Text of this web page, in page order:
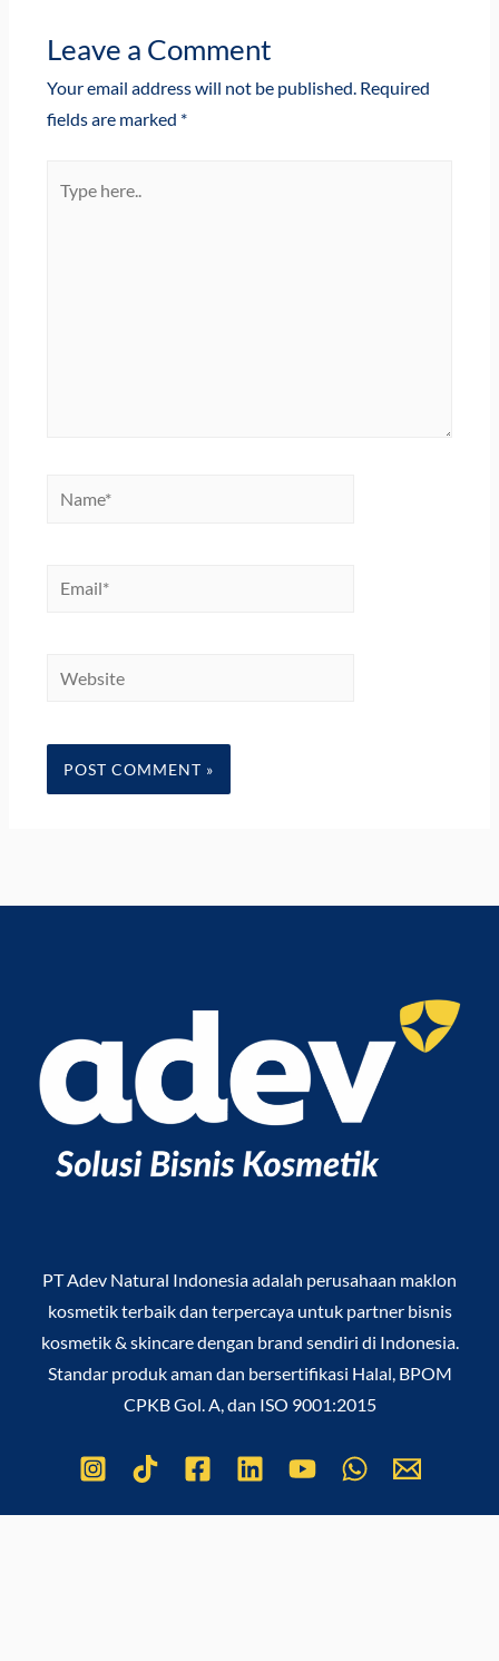
Leave a Comment
Your email address will not be published. Required
fields are marked *
here..
Name*
Email*
Website
PT Adev Natural Indonesiaadalah perusahaan maklon
kosmetik terbaik dan terpercaya untuk partner bisnis
kosmetik & skincare dengan brand sendiri di Indonesia.
Standar produk aman dan bersertifikasi Halal, BPOM
CPKB Gol. A, dan ISO 9001:2015